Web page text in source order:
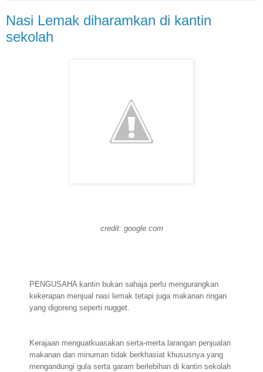
Nasi Lemak diharamkan di kantin
sekolah
credit: google.com
PENGUSAHA kantin bukan sahaja perlu mengurangkan
kekerapan menjual nasi lemak tetapi juga makanan ringan
yang digoreng seperti nugget.
Kerajaan menguatkuasakan serta-merta larangan penjualan
makanan dan minuman tidak berkhasiat khususnya yang
mengandungi gula serta garam berlebihan di kantin sekolah